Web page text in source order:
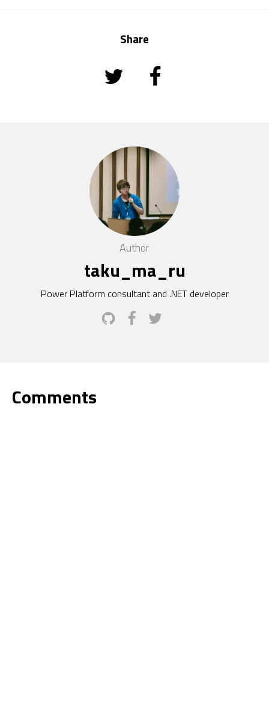
Share
Author
taku_ma_ru
Power Platform consultant and .NET developer
Comments